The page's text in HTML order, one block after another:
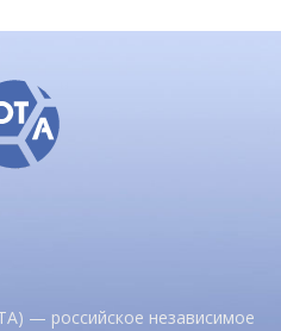
— российское независимое